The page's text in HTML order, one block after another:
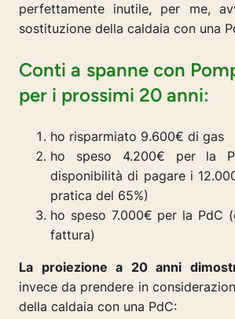
perfettamente inutile, per me,
sostituzione della caldaia con una
Conti a spanne con
per i prossimi 20 anni:
ho risparmiato 9.600€ di gas
ho speso 4.200€ per la
disponibilità di pagare i
pratica del 65%)
ho speso 7.000€ per la PdC
fattura)
La proiezione a 20 anni
invece da prendere in
della caldaia con una PdC: